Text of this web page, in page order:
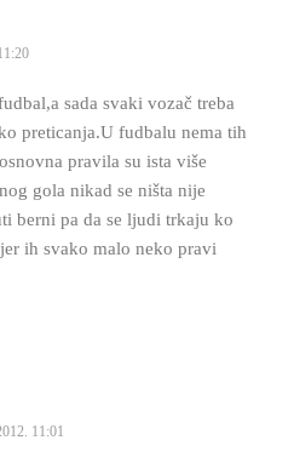
sada svaki vozač treba
preticanja.U fudbalu nema tih
pravila su ista više
gola nikad se ništa nije
berni pa da se ljudi trkaju ko
ih svako malo neko pravi
11:01